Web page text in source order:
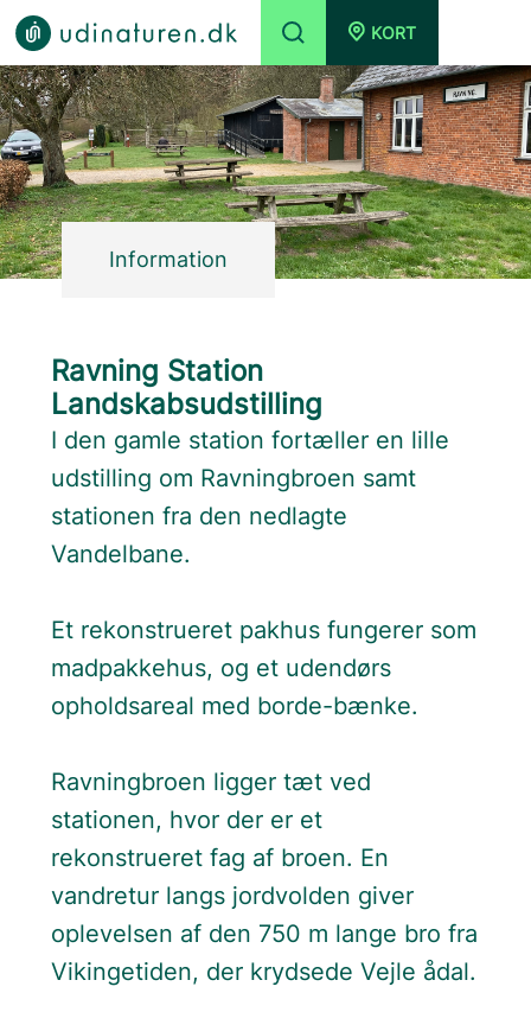
KORT
Information
Ravning Station
Landskabsudstilling
I den gamle station fortæller en lille
udstilling om Ravningbroen samt
stationen fra den nedlagte
Vandelbane.
Et rekonstrueret pakhus fungerer som
madpakkehus, og et udendørs
opholdsareal med borde-bænke.
Ravningbroen ligger tæt ved
stationen, hvor der er et
rekonstrueret fag af broen. En
vandretur langs jordvolden giver
oplevelsen af den 750 m lange bro fra
Vikingetiden, der krydsede Vejle ådal.